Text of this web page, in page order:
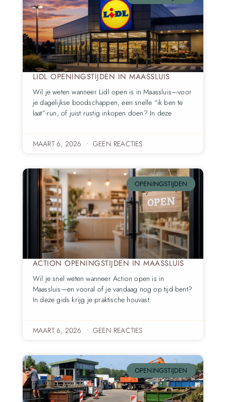
LIDL OPENINGSTIJDEN IN MAASSLUIS
Wil je weten wanneer Lidl open is in Maassluis—voor
je dagelijkse boodschappen, een snelle “ik ben te
laat”-run, of juist rustig inkopen doen? In deze
MAART 6, 2026 GEEN REACTIES
OPENINGSTIJDEN
ACTION OPENINGSTIJDEN IN MAASSLUIS
Wil je snel weten wanneer Action open is in
Maassluis—en vooral of je vandaag nog op tijd bent?
In deze gids krijg je praktische houvast:
MAART 6, 2026 GEEN REACTIES
OPENINGSTIJDEN